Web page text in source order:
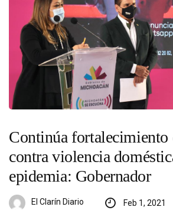
Continúa fortalecimiento
contra violencia
epidemia: Gobernador
El Clarín Diario Feb 1, 2021